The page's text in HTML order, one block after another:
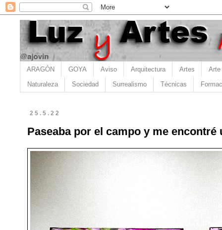
ARAGÓN GOYA Aviso Arquitectura Artes Arte
Naturaleza Sociedad Surrealismo Técnicas
25.5.22
Paseaba por el campo y me